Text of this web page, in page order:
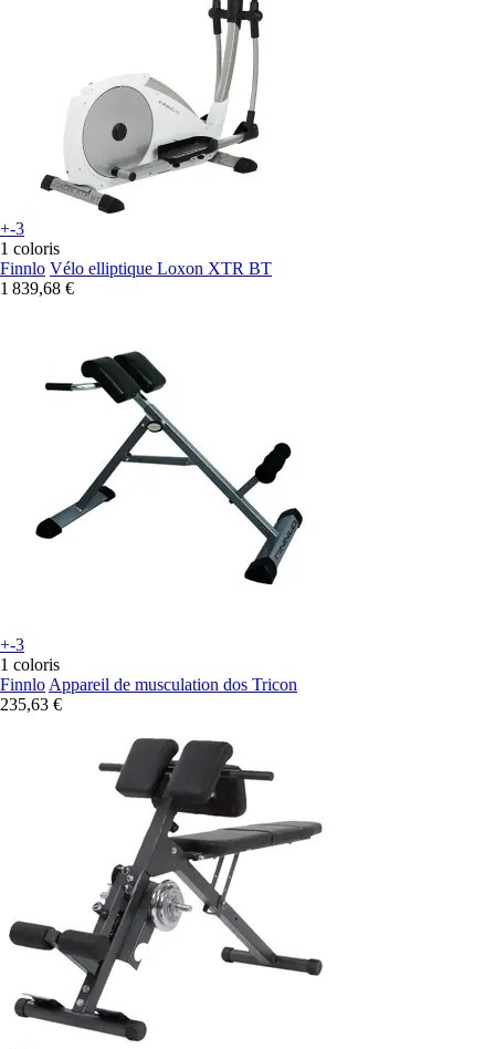
+-3
1 coloris
Finnlo Vélo elliptique Loxon XTR BT
1 839,68 €
+-3
1 coloris
Finnlo Appareil de musculation dos Tricon
235,63 €